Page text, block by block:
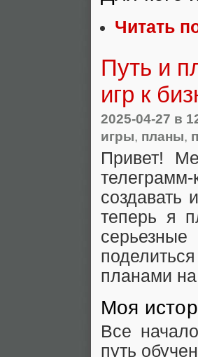
Читать
Путь и
игр к
2025-04-27 в
игры, планы,
Привет!
теперь я
планами
Моя
Все
путь